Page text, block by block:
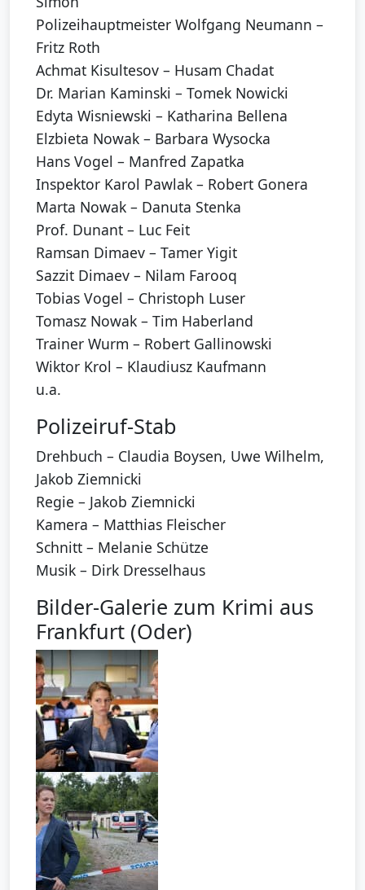
Polizeihauptmeister Wolfgang Neumann –
Fritz Roth
Achmat Kisultesov – Husam Chadat
Dr. Marian Kaminski – Tomek Nowicki
Edyta Wisniewski – Katharina Bellena
Elzbieta Nowak – Barbara Wysocka
Hans Vogel – Manfred Zapatka
Inspektor Karol Pawlak – Robert Gonera
Marta Nowak – Danuta Stenka
Prof. Dunant – Luc Feit
Ramsan Dimaev – Tamer Yigit
Sazzit Dimaev – Nilam Farooq
Tobias Vogel – Christoph Luser
Tomasz Nowak – Tim Haberland
Trainer Wurm – Robert Gallinowski
Wiktor Krol – Klaudiusz Kaufmann
u.a.
Polizeiruf-Stab
Drehbuch – Claudia Boysen, Uwe Wilhelm,
Jakob Ziemnicki
Regie – Jakob Ziemnicki
Kamera – Matthias Fleischer
Schnitt – Melanie Schütze
Musik – Dirk Dresselhaus
Bilder-Galerie zum Krimi aus
Frankfurt (Oder)